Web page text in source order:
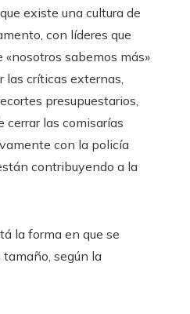
existe una cultura de
con líderes que
sabemos más»
las críticas externas,
presupuestarios,
cerrar las comisarías
con la policía
contribuyendo a la
la forma en que se
tamaño, según la